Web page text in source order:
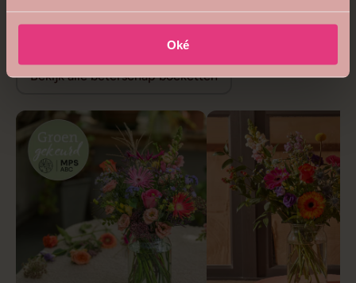
Oké
vanaf €68,99 vanaf €26,99
Beterschap bloemen
Bekijk alle beterschap boeketten